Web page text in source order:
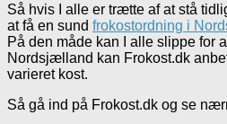
Så hvis I alle er trætte af at stå
at få en sund frokostordning i
På den måde kan I alle slippe for
Nordsjælland kan Frokost.dk
varieret kost.
Så gå ind på Frokost.dk og se